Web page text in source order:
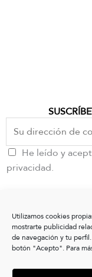
Utilizamos cookies
mostrarte publicidad
de navegación y tu
botón "Acepto". Para
He leído y
privacidad.
+34 986175004